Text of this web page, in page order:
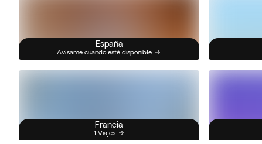
España
Avísame cuando esté disponible
Francia
1 Viajes